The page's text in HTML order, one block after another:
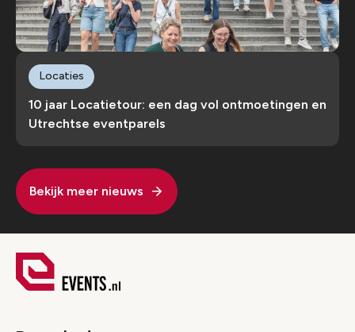
10 jaar Locatietour: een dag vol ontmoetingen en
Utrechtse eventparels
Locaties
Bekijk meer nieuws